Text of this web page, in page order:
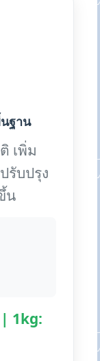
ฐาน
เพิ่ม
รับปรุง
น
| 1kg: